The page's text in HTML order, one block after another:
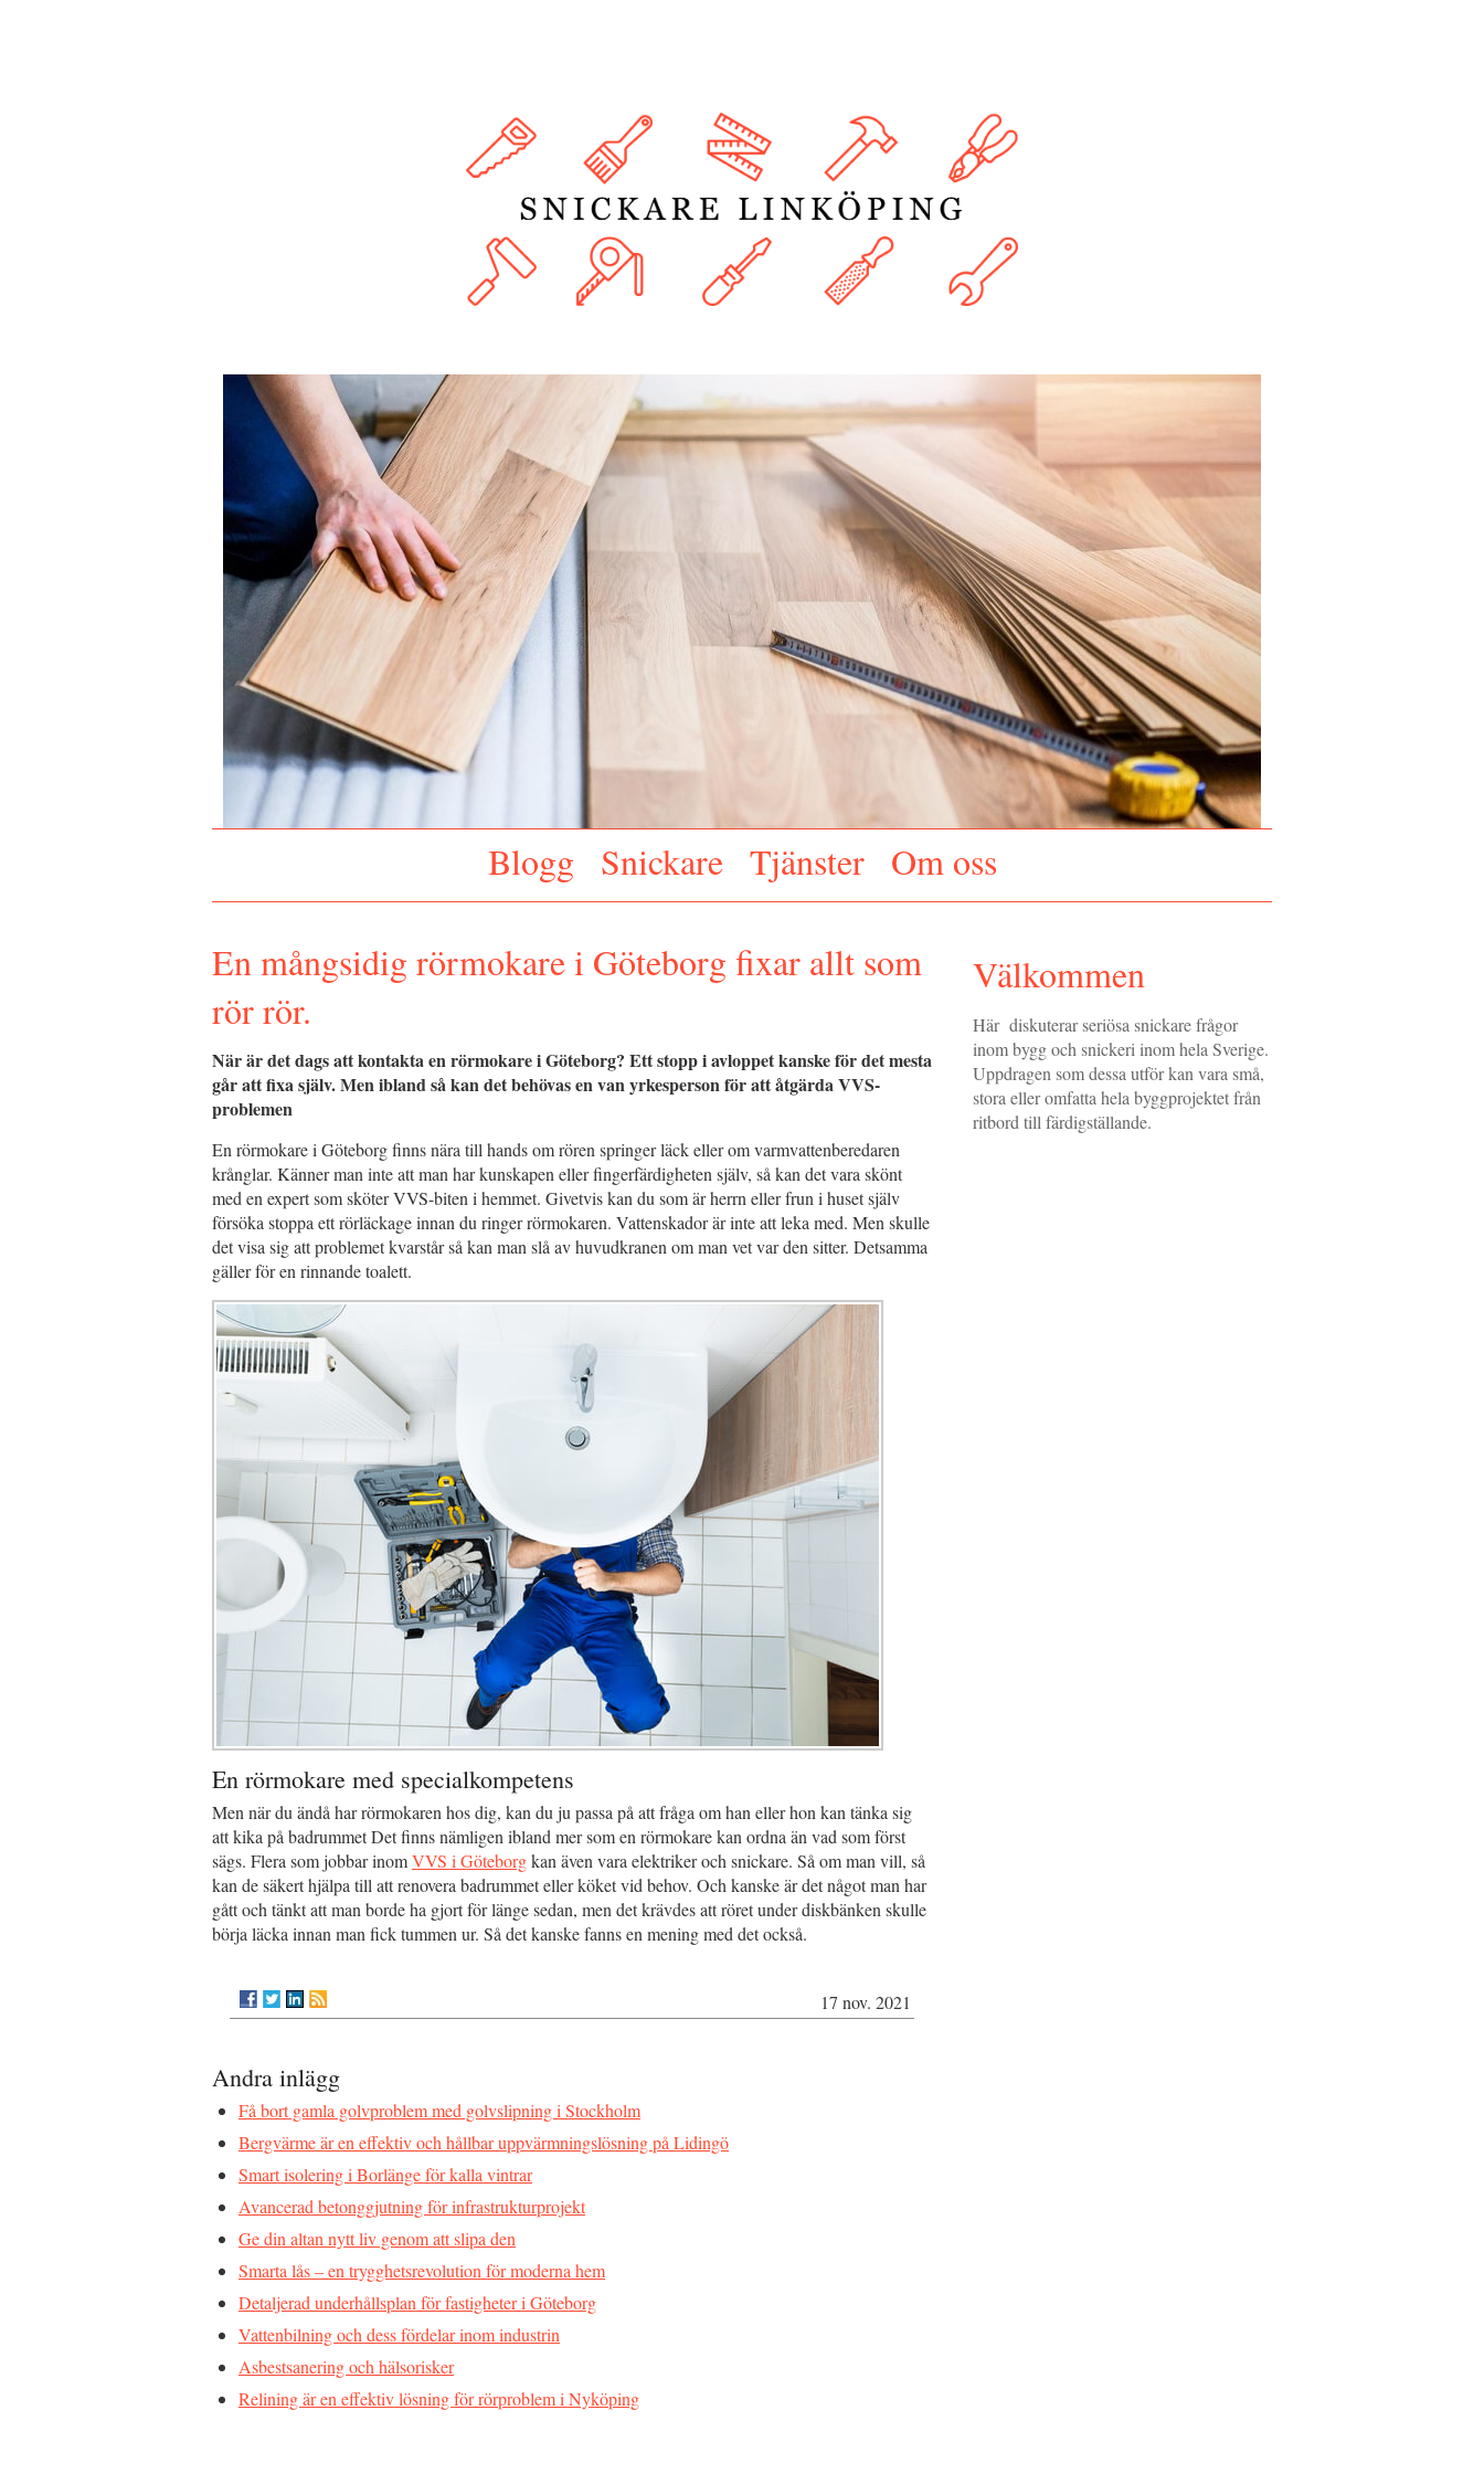
Blogg Snickare Tjänster Om oss
En mångsidig rörmokare i Göteborg fixar allt som
rör rör.
När är det dags att kontakta en rörmokare i Göteborg? Ett stopp i avloppet kanske för det mesta
går att fixa själv. Men ibland så kan det behövas en van yrkesperson för att åtgärda VVS-
problemen
En rörmokare i Göteborg finns nära till hands om rören springer läck eller om varmvattenberedaren
krånglar. Känner man inte att man har kunskapen eller fingerfärdigheten själv, så kan det vara skönt
med en expert som sköter VVS-biten i hemmet. Givetvis kan du som är herrn eller frun i huset själv
försöka stoppa ett rörläckage innan du ringer rörmokaren. Vattenskador är inte att leka med. Men skulle
det visa sig att problemet kvarstår så kan man slå av huvudkranen om man vet var den sitter. Detsamma
gäller för en rinnande toalett.
En rörmokare med specialkompetens
Men när du ändå har rörmokaren hos dig, kan du ju passa på att fråga om han eller hon kan tänka sig
att kika på badrummet Det finns nämligen ibland mer som en rörmokare kan ordna än vad som först
sägs. Flera som jobbar inomVVS i Göteborgkan även vara elektriker och snickare. Så om man vill, så
kan de säkert hjälpa till att renovera badrummet eller köket vid behov. Och kanske är det något man har
gått och tänkt att man borde ha gjort för länge sedan, men det krävdes att röret under diskbänken skulle
börja läcka innan man fick tummen ur. Så det kanske fanns en mening med det också.
17 nov. 2021
Andra inlägg
Få bort gamla golvproblem med golvslipning i Stockholm
Bergvärme är en effektiv och hållbar uppvärmningslösning på Lidingö
Smart isolering i Borlänge för kalla vintrar
Avancerad betonggjutning för infrastrukturprojekt
Ge din altan nytt liv genom att slipa den
Smarta lås – en trygghetsrevolution för moderna hem
Detaljerad underhållsplan för fastigheter i Göteborg
Vattenbilning och dess fördelar inom industrin
Asbestsanering och hälsorisker
Relining är en effektiv lösning för rörproblem i Nyköping
Välkommen
Här diskuterar seriösa snickare frågor
inom bygg och snickeri inom hela Sverige.
Uppdragen som dessa utför kan vara små,
stora eller omfatta hela byggprojektet från
ritbord till färdigställande.